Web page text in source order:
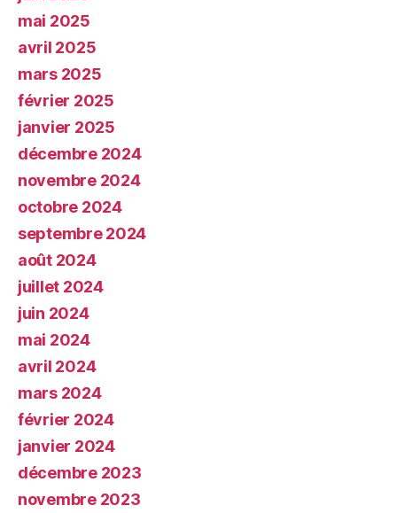
mai 2025
avril 2025
mars 2025
février 2025
janvier 2025
décembre 2024
novembre 2024
octobre 2024
septembre 2024
août 2024
juillet 2024
juin 2024
mai 2024
avril 2024
mars 2024
février 2024
janvier 2024
décembre 2023
novembre 2023